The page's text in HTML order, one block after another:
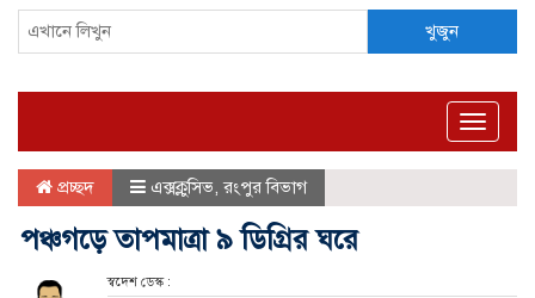
খুজুন
Toggle
প্রচ্ছদ এক্সক্লুসিভ রংপুর বিভাগ
পঞ্চগড়ে তাপমাত্রা ৯ ডিগ্রির ঘরে
স্বদেশ ডেস্ক :